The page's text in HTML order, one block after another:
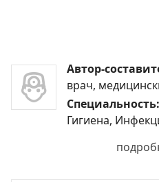
Автор-
врач,
Специальность:
Гигиена,